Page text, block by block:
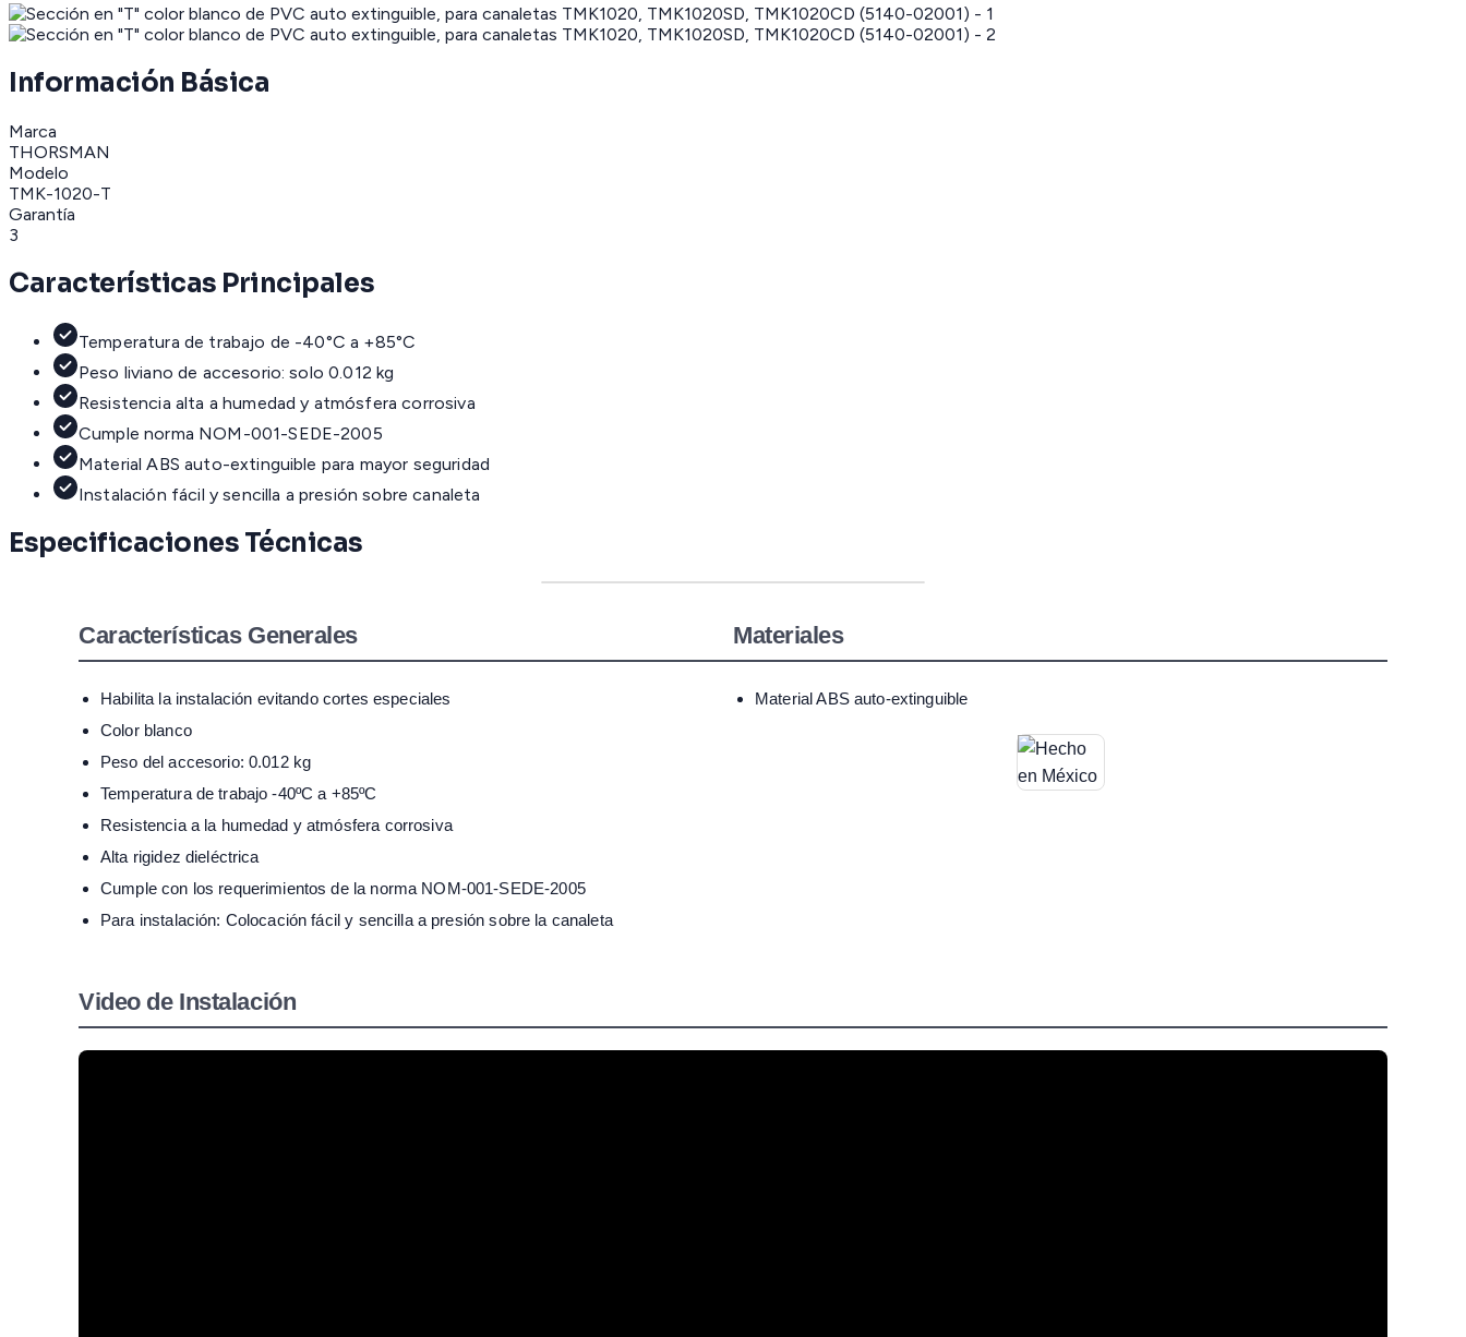
Información Básica
Marca
THORSMAN
Modelo
TMK-1020-T
Garantía
3
Características Principales
Temperatura de trabajo de -40°C a +85°C
Peso liviano de accesorio: solo 0.012 kg
Resistencia alta a humedad y atmósfera corrosiva
Cumple norma NOM-001-SEDE-2005
Material ABS auto-extinguible para mayor seguridad
Instalación fácil y sencilla a presión sobre canaleta
Especificaciones Técnicas
Características Generales
Habilita la instalación evitando cortes especiales
Color blanco
Peso del accesorio: 0.012 kg
Temperatura de trabajo -40ºC a +85ºC
Resistencia a la humedad y atmósfera corrosiva
Alta rigidez dieléctrica
Cumple con los requerimientos de la norma NOM-001-SEDE-2005
Para instalación: Colocación fácil y sencilla a presión sobre la canaleta
Materiales
Material ABS auto-extinguible
Video de Instalación